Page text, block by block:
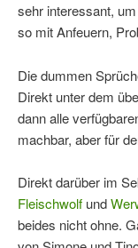
sehr interessant,
so mit Anfeuern,
Die dummen
Direkt unter dem
dann alle
machbar, aber für
Direkt darüber im
Fleischwolf und
beides nicht ohne.